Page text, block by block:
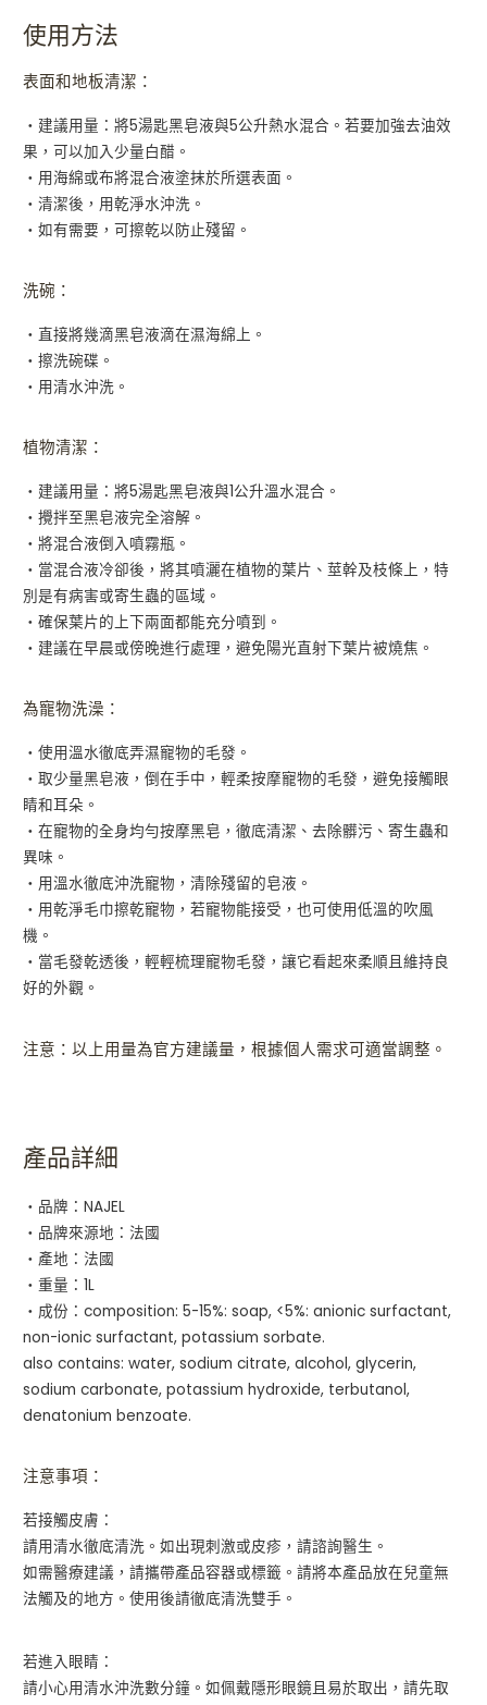
使用方法
表面和地板清潔：
・建議用量：將5湯匙黑皂液與5公升熱水混合。若要加強去油效
果，可以加入少量白醋。
・用海綿或布將混合液塗抹於所選表面。
・清潔後，用乾淨水沖洗。
・如有需要，可擦乾以防止殘留。
洗碗：
・直接將幾滴黑皂液滴在濕海綿上。
・擦洗碗碟。
・用清水沖洗。
植物清潔：
・建議用量：將5湯匙黑皂液與1公升溫水混合。
・攪拌至黑皂液完全溶解。
・將混合液倒入噴霧瓶。
・當混合液冷卻後，將其噴灑在植物的葉片、莖幹及枝條上，特
別是有病害或寄生蟲的區域。
・確保葉片的上下兩面都能充分噴到。
・建議在早晨或傍晚進行處理，避免陽光直射下葉片被燒焦。
為寵物洗澡：
・使用溫水徹底弄濕寵物的毛發。
・取少量黑皂液，倒在手中，輕柔按摩寵物的毛發，避免接觸眼
睛和耳朵。
・在寵物的全身均勻按摩黑皂，徹底清潔、去除髒污、寄生蟲和
異味。
・用溫水徹底沖洗寵物，清除殘留的皂液。
・用乾淨毛巾擦乾寵物，若寵物能接受，也可使用低溫的吹風
機。
・當毛發乾透後，輕輕梳理寵物毛發，讓它看起來柔順且維持良
好的外觀。
注意：以上用量為官方建議量，根據個人需求可適當調整。
產品詳細
・品牌：NAJEL
・品牌來源地：法國
・產地：法國
・重量：1L
・成份：composition: 5-15%: soap, <5%: anionic surfactant,
non-ionic surfactant, potassium sorbate.
also contains: water, sodium citrate, alcohol, glycerin,
sodium carbonate, potassium hydroxide, terbutanol,
denatonium benzoate.
注意事項：
若接觸皮膚：
請用清水徹底清洗。如出現刺激或皮疹，請諮詢醫生。
如需醫療建議，請攜帶產品容器或標籤。請將本產品放在兒童無
法觸及的地方。使用後請徹底清洗雙手。
若進入眼睛：
請小心用清水沖洗數分鐘。如佩戴隱形眼鏡且易於取出，請先取